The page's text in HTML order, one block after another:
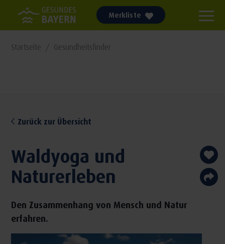
Merkliste
Startseite Gesundheitsfinder
Zurück zur Übersicht
Waldyoga und
Naturerleben
Den Zusammenhang von Mensch und Natur
erfahren.